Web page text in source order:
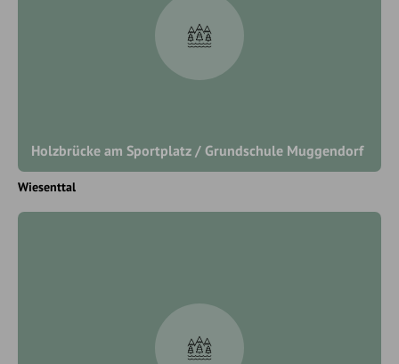
Holzbrücke am Sportplatz / Grundschule Muggendorf
Wiesenttal